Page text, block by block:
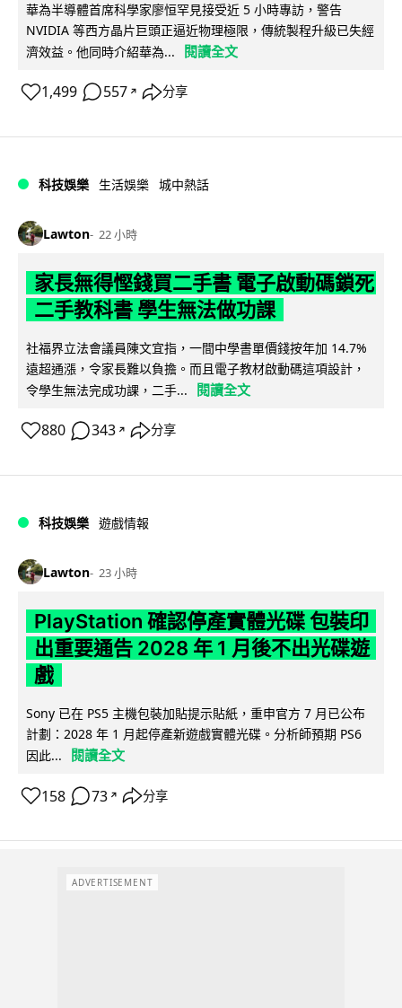
華為半導體首席科學家廖恒罕見接受近 5 小時專訪，警告
NVIDIA 等西方晶片巨頭正逼近物理極限，傳統製程升級已失經
濟效益。他同時介紹華為...
閱讀全文
1,499 557 ↗ 分享
科技娛樂 生活娛樂 城中熱話
Lawton 22 小時
家長無得慳錢買二手書 電子啟動碼鎖死
二手教科書 學生無法做功課
社福界立法會議員陳文宜指，一間中學書單價錢按年加 14.7%
遠超通漲，令家長難以負擔。而且電子教材啟動碼這項設計，
令學生無法完成功課，二手...
閱讀全文
880 343 ↗ 分享
科技娛樂 遊戲情報
Lawton 23 小時
PlayStation 確認停產實體光碟 包裝印
出重要通告 2028 年 1 月後不出光碟遊
戲
Sony 已在 PS5 主機包裝加貼提示貼紙，重申官方 7 月已公布
計劃：2028 年 1 月起停產新遊戲實體光碟。分析師預期 PS6
因此...
閱讀全文
158 73 ↗ 分享
ADVERTISEMENT